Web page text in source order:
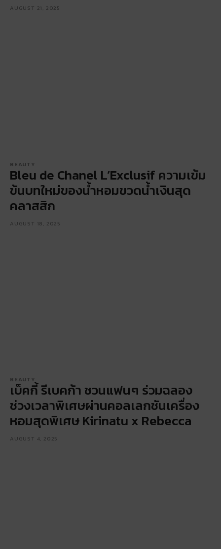
AUGUST 21, 2025
BEAUTY
Bleu de Chanel L’Exclusif ความเข้ม
ข้นบทใหม่ของน้ำหอมขวดน้ำเงินสุด
คลาสสิก
AUGUST 18, 2025
BEAUTY
เบ็คกี้ รีเบคก้า ชวนแฟนๆ ร่วมฉลอง
ช่วงเวลาพิเศษผ่านคอลเลกชันเครื่อง
หอมสุดพิเศษ Kirinatu x Rebecca
AUGUST 4, 2025